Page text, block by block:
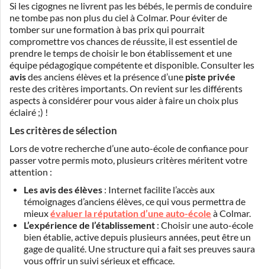
Si les cigognes ne livrent pas les bébés, le permis de conduire
ne tombe pas non plus du ciel à Colmar. Pour éviter de
tomber sur une formation à bas prix qui pourrait
compromettre vos chances de réussite, il est essentiel de
prendre le temps de choisir le bon établissement et une
équipe pédagogique compétente et disponible. Consulter les
avisdes anciens élèves et la présence d’une piste privée
reste des critères importants. On revient sur les différents
aspects à considérer pour vous aider à faire un choix plus
éclairé ;) !
Les critères de sélection
Lors de votre recherche d’une auto-école de confiance pour
passer votre permis moto, plusieurs critères méritent votre
attention :
Les avis des élèves : Internet facilite l’accès aux
témoignages d’anciens élèves, ce qui vous permettra de
mieuxévaluer la réputation d’une auto-école à Colmar.
L’expérience de l’établissement : Choisir une auto-école
bien établie, active depuis plusieurs années, peut être un
gage de qualité. Une structure qui a fait ses preuves saura
vous offrir un suivi sérieux et efficace.